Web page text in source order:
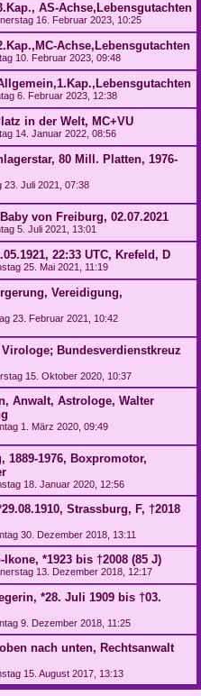
AS-Achse,Lebensgutachten
16. Februar 2023, 10:25
Achse,Lebensgutachten
10. Februar 2023, 09:48
6. Februar 2023, 12:38
in der Welt, MC+VU
14. Januar 2022, 08:56
80 Mill. Platten, 1976-
23. Juli 2021, 07:38
von Freiburg, 02.07.2021
5. Juli 2021, 13:01
22:33 UTC, Krefeld, D
25. Mai 2021, 11:19
Vereidigung,
23. Februar 2021, 10:42
Bundesverdienstkreuz
15. Oktober 2020, 10:37
Anwalt, Astrologe, Walter
1. März 2020, 09:49
1889-1976, Boxpromotor,
18. Januar 2020, 12:56
Strassburg, F, †2018
30. Dezember 2018, 13:11
*1923 bis †2008 (85 J)
13. Dezember 2018, 12:17
*28. Juli 1909 bis †03.
9. Dezember 2018, 11:25
nach unten, Rechtsanwalt
15. August 2017, 13:13